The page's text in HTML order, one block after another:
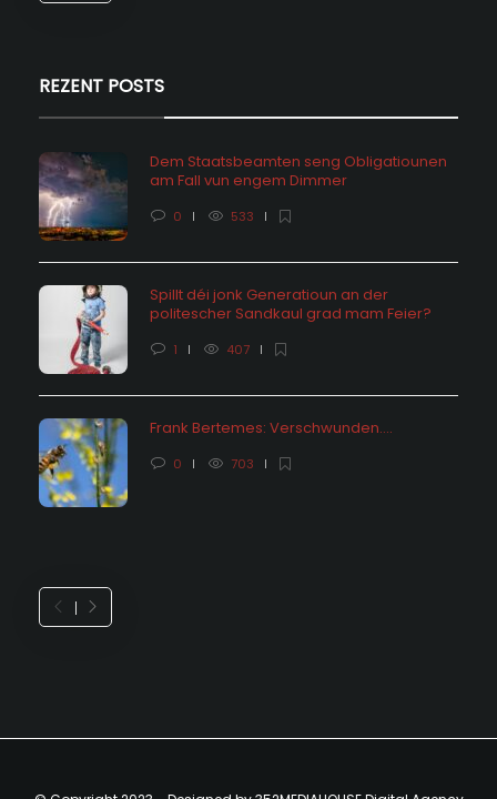
REZENT POSTS
Dem Staatsbeamten seng Obligatiounen
am Fall vun engem Dimmer
0 533
Spillt déi jonk Generatioun an der
politescher Sandkaul grad mam Feier?
1 407
Frank Bertemes: Verschwunden….
0 703